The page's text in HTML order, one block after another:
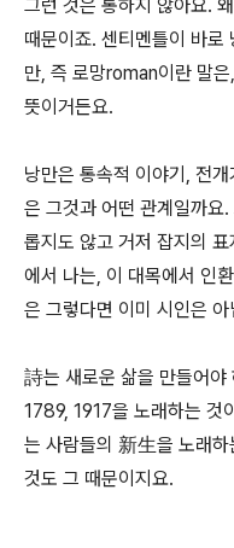
그런 것은 통하지 않아요.
때문이죠. 센티멘틀이 바로
만, 즉 로망roman이란 말
뜻이거든요.
낭만은 통속적 이야기, 전
은 그것과 어떤 관계일까요
롭지도 않고 거저 잡지의
에서 나는, 이 대목에서 인
은 그렇다면 이미 시인은 아
詩는 새로운 삶을 만들어
1789, 1917을 노래하는 것
는 사람들의 新生을 노래
것도 그 때문이지요.